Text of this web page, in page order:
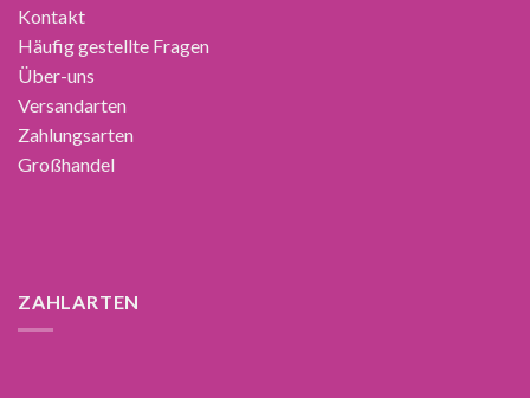
Kontakt
Häufig gestellte Fragen
Über-uns
Versandarten
Zahlungsarten
Großhandel
ZAHLARTEN